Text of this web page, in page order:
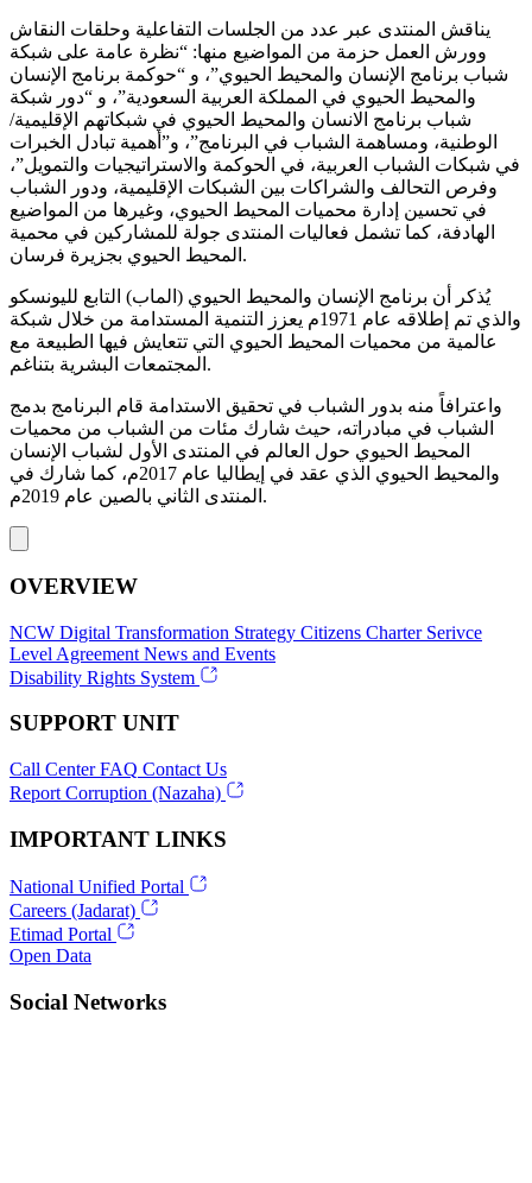
يناقش المنتدى عبر عدد من الجلسات التفاعلية وحلقات النقاش
وورش العمل حزمة من المواضيع منها: “نظرة عامة على شبكة
شباب برنامج الإنسان والمحيط الحيوي”، و “حوكمة برنامج الإنسان
والمحيط الحيوي في المملكة العربية السعودية”، و “دور شبكة
شباب برنامج الانسان والمحيط الحيوي في شبكاتهم الإقليمية/
الوطنية، ومساهمة الشباب في البرنامج”، و”أهمية تبادل الخبرات
في شبكات الشباب العربية، في الحوكمة والاستراتيجيات والتمويل”،
وفرص التحالف والشراكات بين الشبكات الإقليمية، ودور الشباب
في تحسين إدارة محميات المحيط الحيوي، وغيرها من المواضيع
الهادفة، كما تشمل فعاليات المنتدى جولة للمشاركين في محمية
المحيط الحيوي بجزيرة فرسان.
يُذكر أن برنامج الإنسان والمحيط الحيوي (الماب) التابع لليونسكو
والذي تم إطلاقه عام 1971م يعزز التنمية المستدامة من خلال شبكة
عالمية من محميات المحيط الحيوي التي تتعايش فيها الطبيعة مع
المجتمعات البشرية بتناغم.
واعترافاً منه بدور الشباب في تحقيق الاستدامة قام البرنامج بدمج
الشباب في مبادراته، حيث شارك مئات من الشباب من محميات
المحيط الحيوي حول العالم في المنتدى الأول لشباب الإنسان
والمحيط الحيوي الذي عقد في إيطاليا عام 2017م، كما شارك في
المنتدى الثاني بالصين عام 2019م.
OVERVIEW
NCW Digital Transformation Strategy Citizens Charter Serivce
Level Agreement News and Events
Disability Rights System
SUPPORT UNIT
Call Center FAQ Contact Us
Report Corruption (Nazaha)
IMPORTANT LINKS
National Unified Portal
Careers (Jadarat)
Etimad Portal
Open Data
Social Networks